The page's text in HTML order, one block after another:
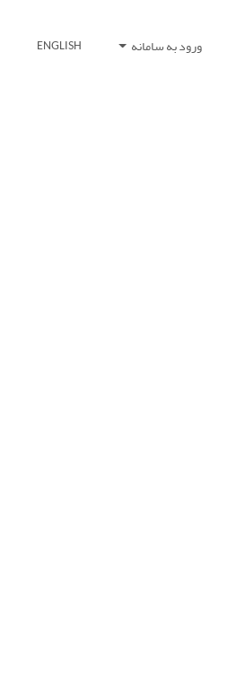
ورود به سامانه ENGLISH